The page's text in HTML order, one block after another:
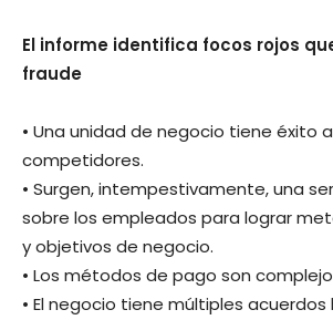
El informe identifica focos rojos
fraude
• Una unidad de negocio tiene éxito
competidores.
• Surgen, intempestivamente, una
sobre los empleados para lograr
y objetivos de negocio.
• Los métodos de pago son
• El negocio tiene múltiples